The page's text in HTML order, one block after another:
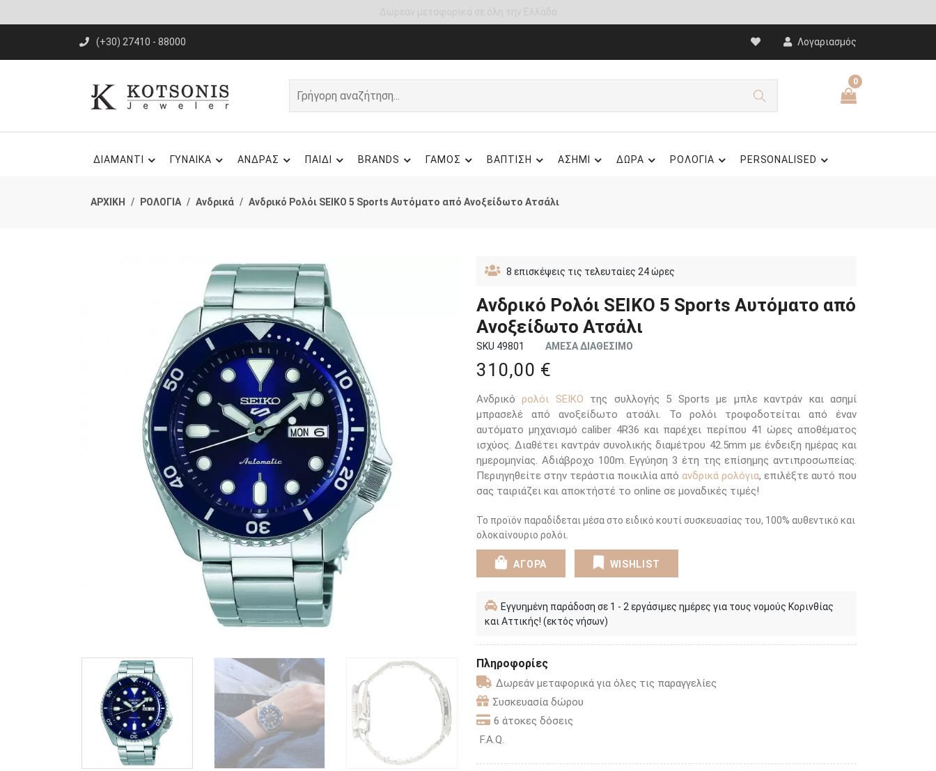
(+30) 27410 - 88000 Λογαριασμός
0
ΔΙΑΜΑΝΤΙ ΓΥΝΑΙΚΑ ΑΝΔΡΑΣ ΠΑΙΔΙ BRANDS ΓΑΜΟΣ ΒΑΠΤΙΣΗ ΑΣΗΜΙ ΔΩΡΑ ΡΟΛΟΓΙΑ PERSONALISED
ΑΡΧΙΚΗ ΡΟΛΟΓΙΑ Ανδρικά Ανδρικό Ρολόι SEIKO 5 Sports Αυτόματο από Ανοξείδωτο Ατσάλι
8 επισκέψεις τις τελευταίες 24 ώρες
Ανδρικό Ρολόι SEIKO 5 Sports Αυτόματο από
Ανοξείδωτο Ατσάλι
SKU 49801 ΑΜΕΣΑ ΔΙΑΘΕΣΙΜΟ
310,00 €
Ανδρικόρολόι SEIKO της συλλογής 5 Sports με μπλε καντράν και ασημί
μπρασελέ από ανοξείδωτο ατσάλι. Το ρολόι τροφοδοτείται από έναν
αυτόματο μηχανισμό caliber 4R36 και παρέχει περίπου 41 ώρες αποθέματος
ισχύος. Διαθέτει καντράν συνολικής διαμέτρου 42.5mm με ένδειξη ημέρας και
ημερομηνίας. Αδιάβροχο 100m. Εγγύηση 3 έτη της επίσημης αντιπροσωπείας.
Περιηγηθείτε στην τεράστια ποικιλία από ανδρικά ρολόγια, επιλέξτε αυτό που
σας ταιριάζει και αποκτήστέ το online σε μοναδικές τιμές!
Το προϊόν παραδίδεται μέσα στο ειδικό κουτί συσκευασίας του, 100% αυθεντικό και
ολοκαίνουριο ρολόι.
ΑΓΟΡΑ WISHLIST
Εγγυημένη παράδοση σε 1 - 2 εργάσιμες ημέρες για τους νομούς Κορινθίας
και Αττικής! (εκτός νήσων)
Πληροφορίες
Δωρεάν μεταφορικά για όλες τις παραγγελίες
Συσκευασία δώρου
6 άτοκες δόσεις
F.A.Q.